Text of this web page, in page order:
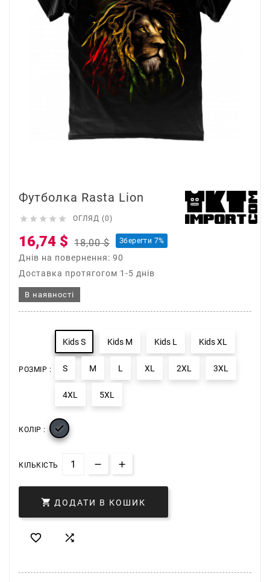
Футболка Rasta Lion
     ОГЛЯД (0)
16,74 $ 18,00 $ Зберегти 7%
Днів на повернення: 90
Доставка протягогом 1-5 днів
В наявності
РОЗМІР :
Kids S Kids M Kids L Kids XL
S M L XL 2XL 3XL
4XL 5XL
КОЛІР : 
КІЛЬКІСТЬ
 ДОДАТИ В КОШИК
 